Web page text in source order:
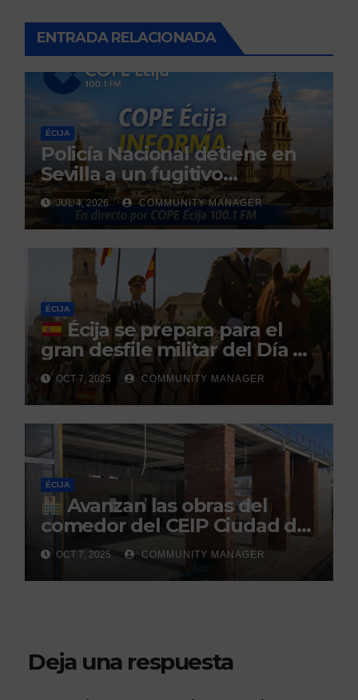
ENTRADA RELACIONADA
ÉCIJA
Policía Nacional detiene en
Sevilla a un fugitivo
reclamado por narcotráfico
tras no regresar a prisión
durante un permiso
penitenciario
JUL 4, 2026 COMMUNITY MANAGER
ÉCIJA
Écija se prepara para el
gran desfile militar del Día de
la Hispanidad organizado por
el Centro Militar de Cría
Caballar
OCT 7, 2025 COMMUNITY MANAGER
ÉCIJA
Avanzan las obras del
comedor del CEIP Ciudad del
Sol: su finalización está
prevista para finales de 2025
OCT 7, 2025 COMMUNITY MANAGER
Deja una respuesta